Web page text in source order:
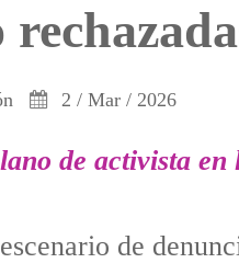
2 / Mar / 2026
de